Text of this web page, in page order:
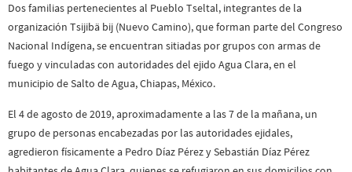
Dos familias pertenecientes al Pueblo Tseltal, integrantes de la
organización Tsijibä bij (Nuevo Camino), que forman parte del Congreso
Nacional Indígena, se encuentran sitiadas por grupos con armas de
fuego y vinculadas con autoridades del ejido Agua Clara, en el
municipio de Salto de Agua, Chiapas, México.
El 4 de agosto de 2019, aproximadamente a las 7 de la mañana, un
grupo de personas encabezadas por las autoridades ejidales,
agredieron físicamente a Pedro Díaz Pérez y Sebastián Díaz Pérez